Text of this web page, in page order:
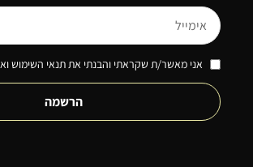
אני מאשר/ת שקראתי והבנתי את תנאי השימוש
הרשמה